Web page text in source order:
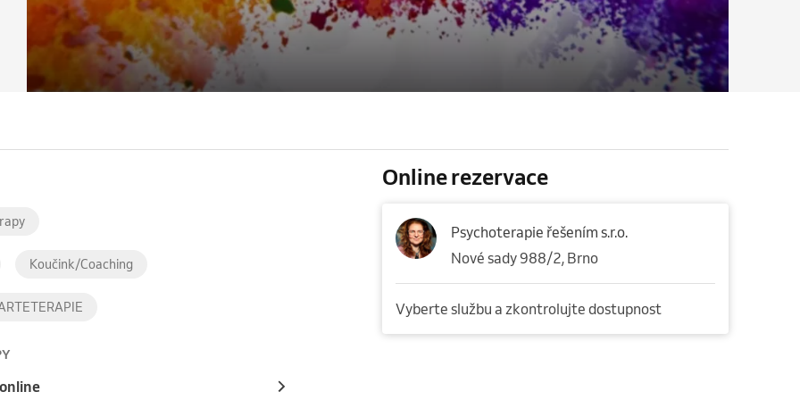
Koučink/Coaching
Online rezervace
Psychoterapie řešením s.r.o.
Nové sady 988/2, Brno
Vyberte službu a zkontrolujte dostupnost